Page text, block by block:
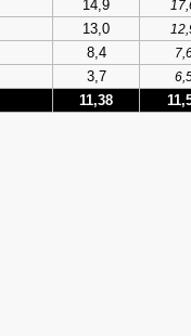
14,9
13,0
8,4
3,7
11,38